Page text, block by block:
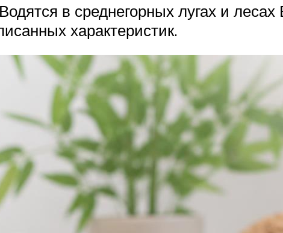
в среднегорных лугах и
характеристик.